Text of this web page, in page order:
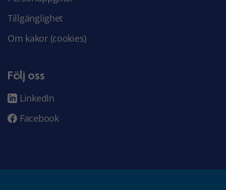
Tillgänglighet
Om kakor (cookies)
Följ oss
LinkedIn
Facebook